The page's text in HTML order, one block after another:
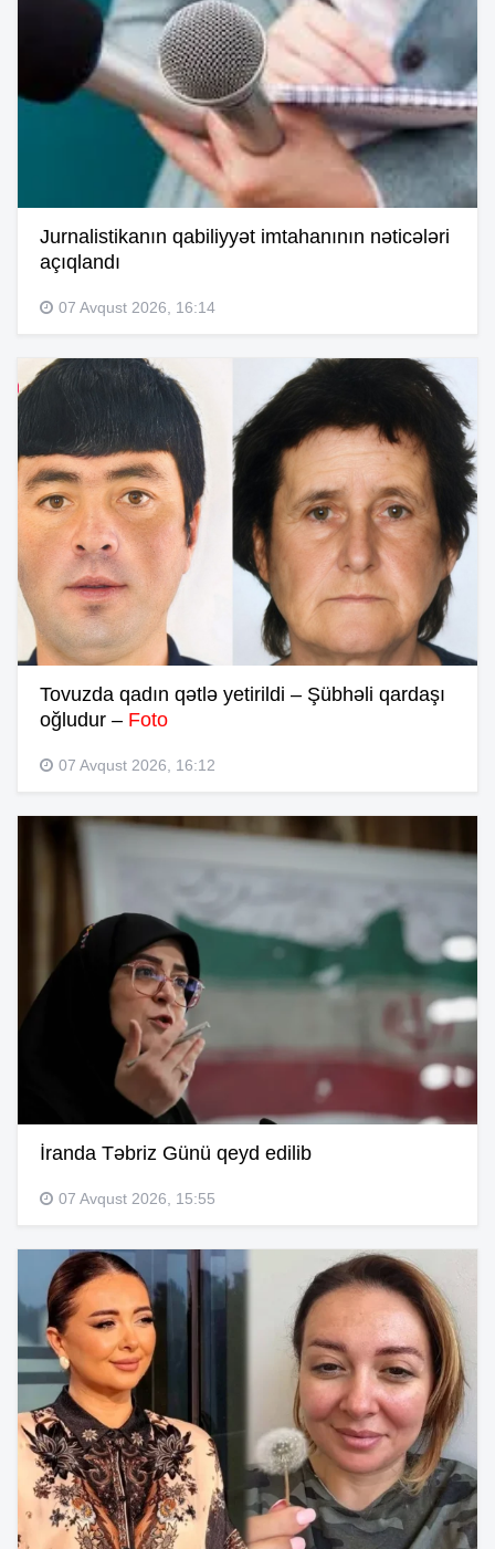
Jurnalistikanın qabiliyyət imtahanının nəticələri
açıqlandı
07 Avqust 2026, 16:14
Tovuzda qadın qətlə yetirildi – Şübhəli qardaşı
oğludur – Foto
07 Avqust 2026, 16:12
İranda Təbriz Günü qeyd edilib
07 Avqust 2026, 15:55